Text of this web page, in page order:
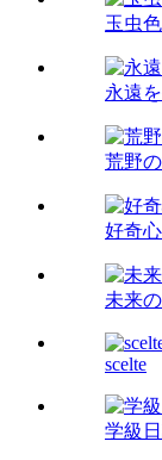
玉虫色
永遠
荒野
好奇
未来
scelte
学級